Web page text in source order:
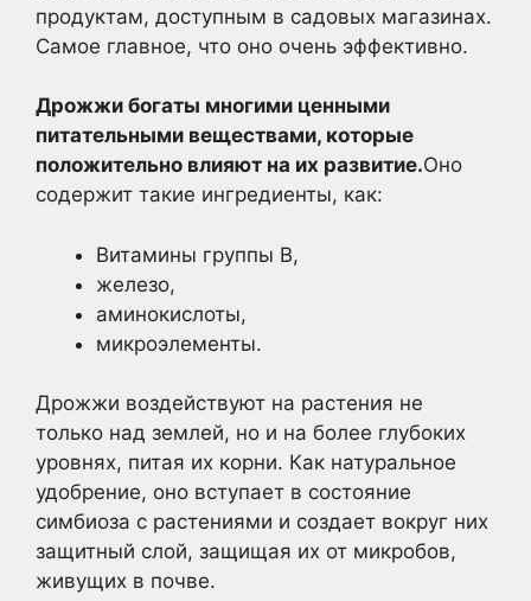
продуктам, доступным в садовых магазинах.
Самое главное, что оно очень эффективно.
Дрожжи богаты многими ценными
питательными веществами, которые
положительно влияют на их развитие.Оно
содержит такие ингредиенты, как:
Витамины группы В,
железо,
аминокислоты,
микроэлементы.
Дрожжи воздействуют на растения не
только над землей, но и на более глубоких
уровнях, питая их корни. Как натуральное
удобрение, оно вступает в состояние
симбиоза с растениями и создает вокруг них
защитный слой, защищая их от микробов,
живущих в почве.